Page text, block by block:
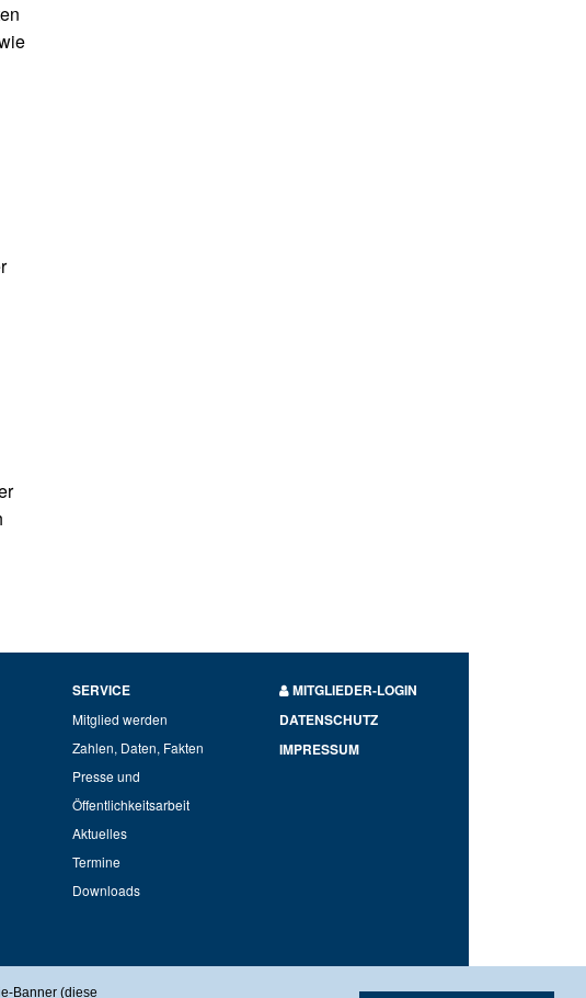
Banner (diese
SERVICE
Mitglied werden
Zahlen, Daten, Fakten
Presse und
Öffentlichkeitsarbeit
Aktuelles
Termine
Downloads
MITGLIEDER-LOGIN
DATENSCHUTZ
IMPRESSUM